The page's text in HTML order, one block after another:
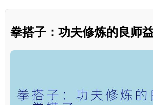
拳搭子：功夫修炼的良师